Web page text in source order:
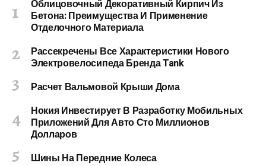
Облицовочный Декоративный Кирпич Из
Бетона: Преимущества И Применение
Отделочного Материала
Рассекречены Все Характеристики Нового
Электровелосипеда Бренда Tank
Расчет Вальмовой Крыши Дома
Нокия Инвестирует В Разработку Мобильных
Приложений Для Авто Сто Миллионов
Долларов
Шины На Передние Колеса